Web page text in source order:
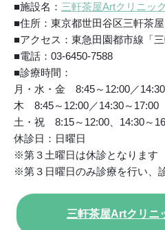
■施設名： 三軒茶屋Artクリニック
■住所：東京都世田谷区三軒茶
■アクセス：東急田園都市線「
■電話：03-6450-7588
■診療時間：
月・水・金 8:45～12:00／
木 8:45～12:00／14:30～17:00
土・祝 8:15～12:00、14:30～
休診日：日曜日
※第３土曜日は休診となります
※第３日曜日のみ診療を行い、
三軒茶屋Artクリニ